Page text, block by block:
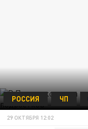
РОССИЯ ЧП
29 ОКТЯБРЯ 12:02